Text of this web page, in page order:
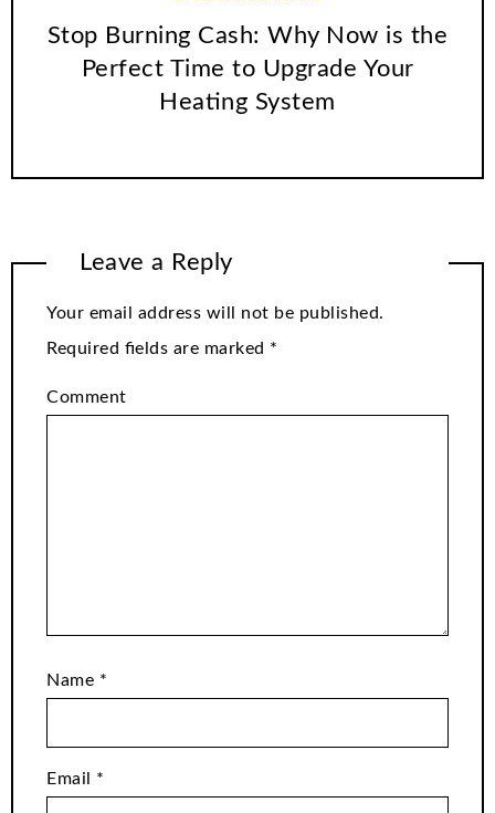
Stop Burning Cash: Why Now is the
Perfect Time to Upgrade Your
Heating System
Leave a Reply
Your email address will not be published.
Required fields are marked *
Comment
Name *
Email *